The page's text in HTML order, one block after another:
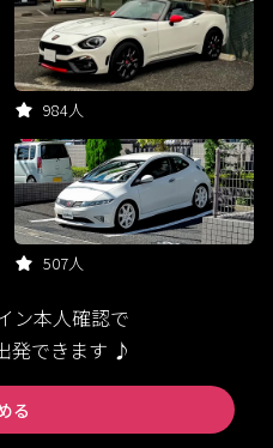
984人
507人
ン本人確認で
発できます ♪
る